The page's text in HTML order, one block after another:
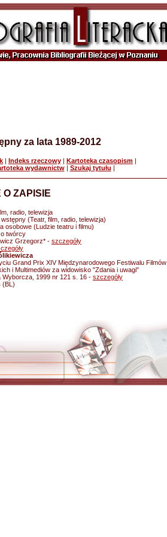
za lata 1989-2012
| Indeks rzeczowy | Kartoteka czasopism |
wydawnictw| Szukaj tytułu |
O ZAPISIE
radio, telewizja
wstępny (Teatr, film, radio, telewizja)
osobowe (Ludzie teatru i filmu)
o twórcy
Grzegorz* - szczegóły
Grand Prix XIV Międzynarodowego Festiwalu Filmów
i Multimediów za widowisko "Zdania i uwagi"
Wyborcza, 1999 nr 121 s. 16 - szczegóły
(BL)